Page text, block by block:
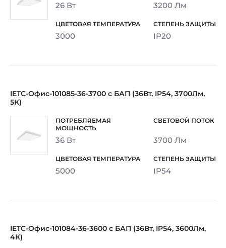
26 Вт 3200 Лм
3000 IP20
IETC-Офис-101085-36-3700 с БАП (36Вт, IP54, 3700Лм,
5К)
36 Вт 3700 Лм
5000 IP54
IETC-Офис-101084-36-3600 с БАП (36Вт, IP54, 3600Лм,
4К)